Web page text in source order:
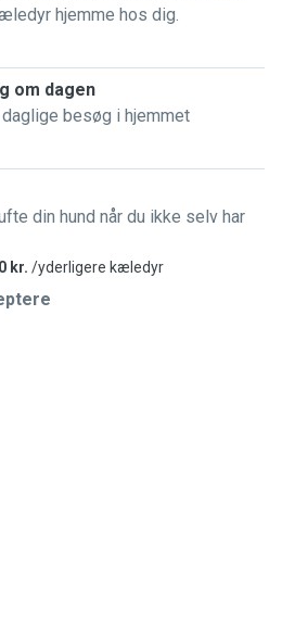
hjemme hos dig.
om dagen
besøg i hjemmet
din hund når du ikke selv har
kr. /yderligere kæledyr